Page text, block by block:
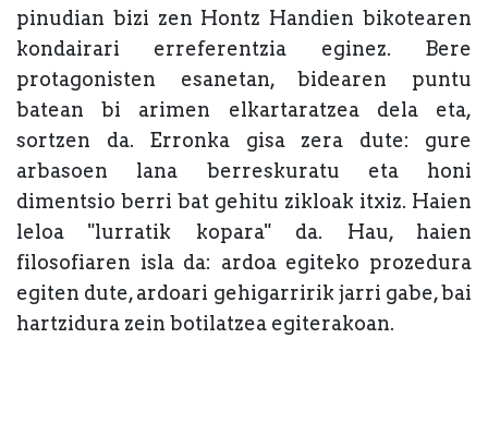
pinudian bizi zen Hontz Handien bikotearen
kondairari erreferentzia eginez. Bere
protagonisten esanetan, bidearen puntu
batean bi arimen elkartaratzea dela eta,
sortzen da. Erronka gisa zera dute: gure
arbasoen lana berreskuratu eta honi
dimentsio berri bat gehitu zikloak itxiz. Haien
leloa "lurratik kopara" da. Hau, haien
filosofiaren isla da: ardoa egiteko prozedura
egiten dute, ardoari gehigarririk jarri gabe, bai
hartzidura zein botilatzea egiterakoan.